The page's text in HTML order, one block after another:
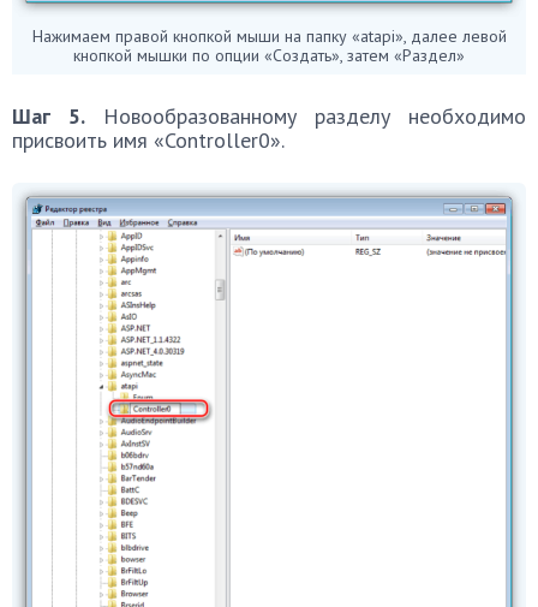
Нажимаем правой кнопкой мыши на папку «atapi», далее левой
кнопкой мышки по опции «Создать», затем «Раздел»
Шаг 5. Новообразованному разделу необходимо
присвоить имя «Controller0».